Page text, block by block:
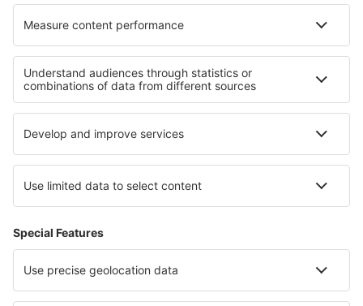
Cazare în Lizard Cazare în Pendleton
Cazare în Johanngeorgenstadt Cazare în Midleton
Cazare în Heidesee Cazare în Pluzine
Cele mai bune locuri de cazare - regiuni
Cazare in Vidin Cazare in Chiang Rai Cazare in Spis